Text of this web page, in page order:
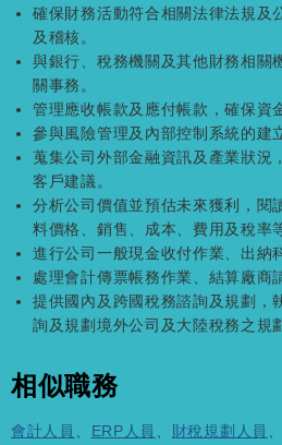
確保財務活動符合相關法律法規及
及稽核。
與銀行、稅務機關及其他財務相關
關事務。
管理應收帳款及應付帳款，確保資
參與風險管理及內部控制系統的建
蒐集公司外部金融資訊及產業狀況
客戶建議。
分析公司價值並預估未來獲利，閱
料價格、銷售、成本、費用及稅率
進行公司一般現金收付作業、出納
處理會計傳票帳務作業、結算廠商
提供國內及跨國稅務諮詢及規劃，
詢及規劃境外公司及大陸稅務之規
相似職務
會計人員 ERP人員 財稅規劃人員